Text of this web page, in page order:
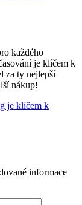
každého
je klíčem k
za ty nejlepší
nákup!
je klíčem k
informace